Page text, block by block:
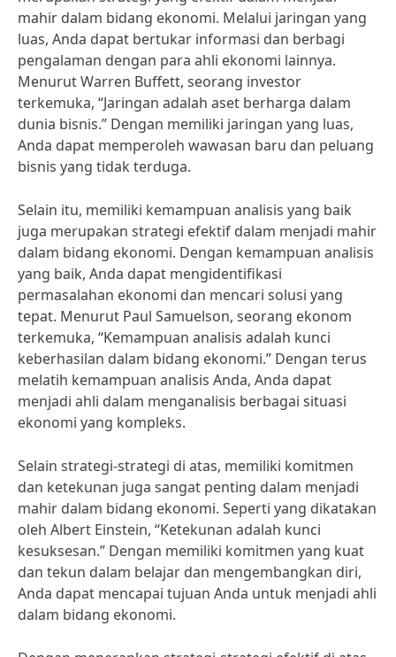
mahir dalam bidang ekonomi. Melalui jaringan yang
luas, Anda dapat bertukar informasi dan berbagi
pengalaman dengan para ahli ekonomi lainnya.
Menurut Warren Buffett, seorang investor
terkemuka, “Jaringan adalah aset berharga dalam
dunia bisnis.” Dengan memiliki jaringan yang luas,
Anda dapat memperoleh wawasan baru dan peluang
bisnis yang tidak terduga.
Selain itu, memiliki kemampuan analisis yang baik
juga merupakan strategi efektif dalam menjadi mahir
dalam bidang ekonomi. Dengan kemampuan analisis
yang baik, Anda dapat mengidentifikasi
permasalahan ekonomi dan mencari solusi yang
tepat. Menurut Paul Samuelson, seorang ekonom
terkemuka, “Kemampuan analisis adalah kunci
keberhasilan dalam bidang ekonomi.” Dengan terus
melatih kemampuan analisis Anda, Anda dapat
menjadi ahli dalam menganalisis berbagai situasi
ekonomi yang kompleks.
Selain strategi-strategi di atas, memiliki komitmen
dan ketekunan juga sangat penting dalam menjadi
mahir dalam bidang ekonomi. Seperti yang dikatakan
oleh Albert Einstein, “Ketekunan adalah kunci
kesuksesan.” Dengan memiliki komitmen yang kuat
dan tekun dalam belajar dan mengembangkan diri,
Anda dapat mencapai tujuan Anda untuk menjadi ahli
dalam bidang ekonomi.